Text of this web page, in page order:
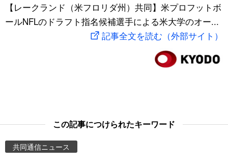
文化
動画/Live
スポーツ・東京2020
【レークランド（米フロリダ州）共同】米プロフットボ
ールNFLのドラフト指名候補選手による米大学のオー...
記事全文を読む（外部サイト）
この記事につけられたキーワード
共同通信ニュース